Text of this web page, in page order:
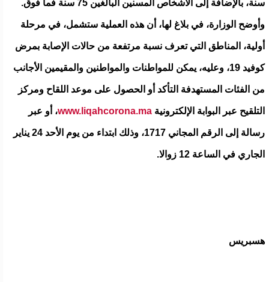
سنة، بالإضافة إلى الأشخاص المسنين البالغين 75 سنة فما فوق.
وأوضح الوزارة، في بلاغ لها، أن هذه العملية ستشمل، في مرحلة
أولية، المناطق التي تعرف نسبة مرتفعة من حالات الإصابة بمرض
کوفید 19، وعليه، يمكن للمواطنات والمواطنين والمقيمين الأجانب
من الفئات المستهدفة التأكد أو الحصول على موعد اللقاح ومركز
التلقيح عبر البوابة الإلكترونية www.liqahcorona.ma، أو عبر
رسالة إلى الرقم المجاني 1717، وذلك ابتداء من يوم الأحد 24 يناير
الجاري في الساعة 12 زوالا.
هسبريس